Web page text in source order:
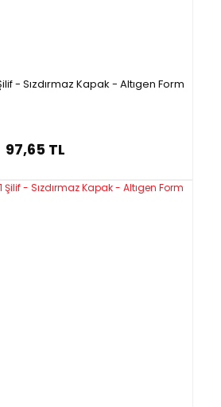
- Sızdırmaz Kapak - Altıgen Form
97,65 TL